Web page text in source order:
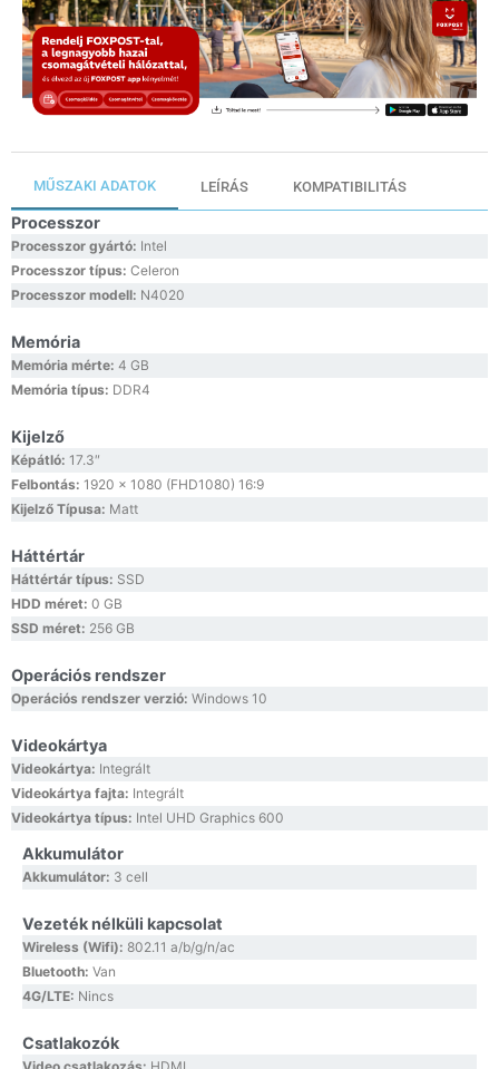
MŰSZAKI ADATOK LEÍRÁS KOMPATIBILITÁS
Processzor
Processzor gyártó: Intel
Processzor típus: Celeron
Processzor modell: N4020
Memória
Memória mérte: 4 GB
Memória típus: DDR4
Kijelző
Képátló: 17.3″
Felbontás: 1920 x 1080 (FHD1080) 16:9
Kijelző Típusa: Matt
Háttértár
Háttértár típus: SSD
HDD méret: 0 GB
SSD méret: 256 GB
Operációs rendszer
Operációs rendszer verzió: Windows 10
Videokártya
Videokártya: Integrált
Videokártya fajta: Integrált
Videokártya típus: Intel UHD Graphics 600
Akkumulátor
Akkumulátor: 3 cell
Vezeték nélküli kapcsolat
Wireless (Wifi): 802.11 a/b/g/n/ac
Bluetooth: Van
4G/LTE: Nincs
Csatlakozók